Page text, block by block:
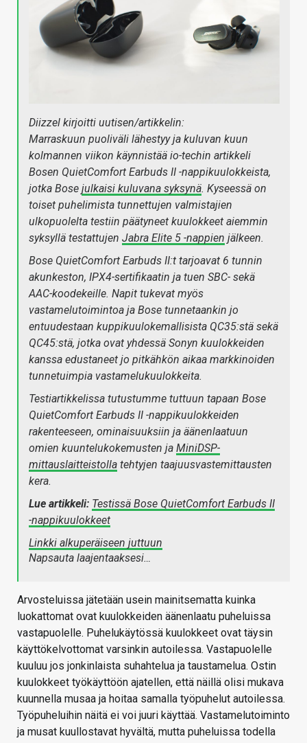
Diizzel kirjoitti uutisen/artikkelin:
Marraskuun puoliväli lähestyy ja kuluvan kuun
kolmannen viikon käynnistää io-techin artikkeli
Bosen QuietComfort Earbuds II -nappikuulokkeista,
jotka Bose julkaisi kuluvana syksynä. Kyseessä on
toiset puhelimista tunnettujen valmistajien
ulkopuolelta testiin päätyneet kuulokkeet aiemmin
syksyllä testattujen Jabra Elite 5 -nappien jälkeen.
Bose QuietComfort Earbuds II:t tarjoavat 6 tunnin
akunkeston, IPX4-sertifikaatin ja tuen SBC- sekä
AAC-koodekeille. Napit tukevat myös
vastamelutoimintoa ja Bose tunnetaankin jo
entuudestaan kuppikuulokemallisista QC35:stä sekä
QC45:stä, jotka ovat yhdessä Sonyn kuulokkeiden
kanssa edustaneet jo pitkähkön aikaa markkinoiden
tunnetuimpia vastamelukuulokkeita.
Testiartikkelissa tutustumme tuttuun tapaan Bose
QuietComfort Earbuds II -nappikuulokkeiden
rakenteeseen, ominaisuuksiin ja äänenlaatuun
omien kuuntelukokemusten ja MiniDSP-
mittauslaitteistolla tehtyjen taajuusvastemittausten
kera.
Lue artikkeli: Testissä Bose QuietComfort Earbuds II
-nappikuulokkeet
Linkki alkuperäiseen juttuun
Napsauta laajentaaksesi…
Arvosteluissa jätetään usein mainitsematta kuinka
luokattomat ovat kuulokkeiden äänenlaatu puheluissa
vastapuolelle. Puhelukäytössä kuulokkeet ovat täysin
käyttökelvottomat varsinkin autoilessa. Vastapuolelle
kuuluu jos jonkinlaista suhahtelua ja taustamelua. Ostin
kuulokkeet työkäyttöön ajatellen, että näillä olisi mukava
kuunnella musaa ja hoitaa samalla työpuhelut autoilessa.
Työpuheluihin näitä ei voi juuri käyttää. Vastamelutoiminto
ja musat kuullostavat hyvältä, mutta puheluissa todella